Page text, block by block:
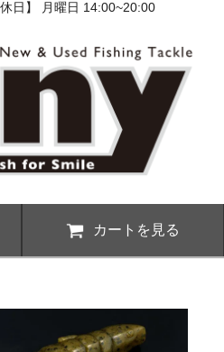
日】 月曜日 14:00~20:00
カートを見る